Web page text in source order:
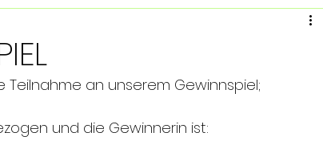
Teilnahme an unserem Gewinnspiel;
und die Gewinnerin ist: